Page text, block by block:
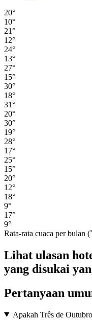
20°
10°
21°
12°
24°
13°
27°
15°
30°
18°
31°
20°
30°
19°
28°
17°
25°
15°
20°
12°
18°
9°
17°
9°
Rata-rata cuaca per bulan
Lihat ulasan
yang disukai
Pertanyaan
Apakah Três de